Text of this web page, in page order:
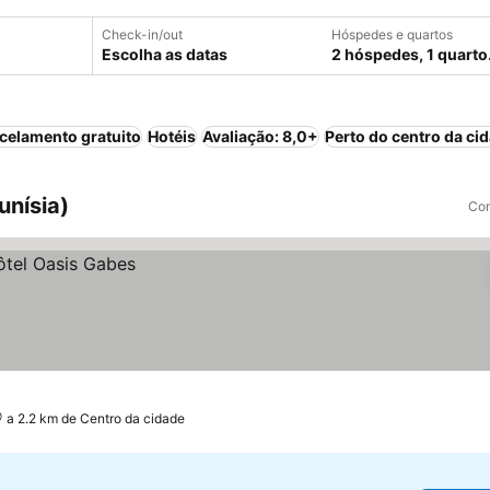
Check-in/out
Escolha as datas
Hóspedes e quartos
2 hóspedes, 1
gratuito Hotéis Avaliação: 8,0+ Perto do centro da
a 2.2 km de Centro da cidade